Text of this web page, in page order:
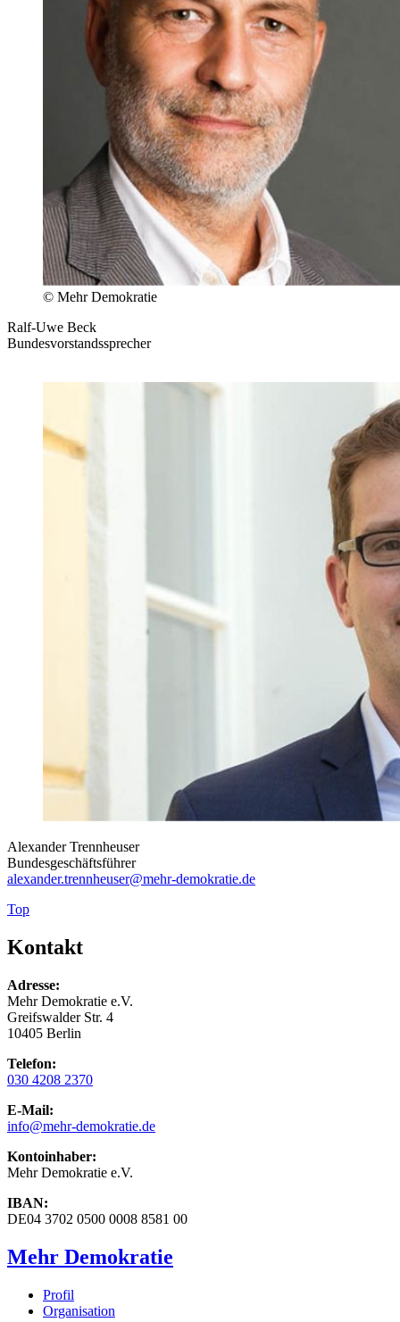
© Mehr Demokratie
Ralf-Uwe Beck
Bundesvorstandssprecher
Alexander Trennheuser
Bundesgeschäftsführer
alexander.trennheuser@mehr-demokratie.de
Top
Kontakt
Adresse:
Mehr Demokratie e.V.
Greifswalder Str. 4
10405 Berlin
Telefon:
030 4208 2370
E-Mail:
info@mehr-demokratie.de
Kontoinhaber:
Mehr Demokratie e.V.
IBAN:
DE04 3702 0500 0008 8581 00
Mehr Demokratie
Profil
Organisation